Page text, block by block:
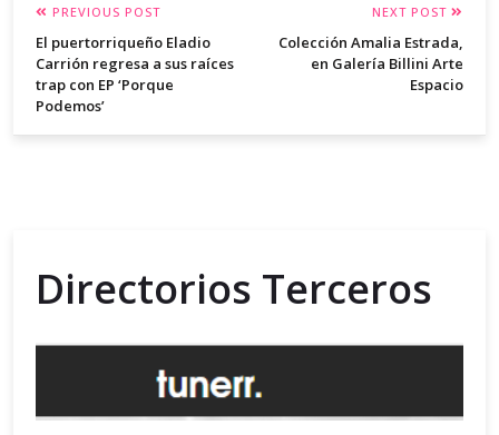
PREVIOUS POST
El puertorriqueño Eladio
Carrión regresa a sus raíces
trap con EP ‘Porque
Podemos’
NEXT POST
Colección Amalia Estrada,
en Galería Billini Arte
Espacio
Directorios Terceros